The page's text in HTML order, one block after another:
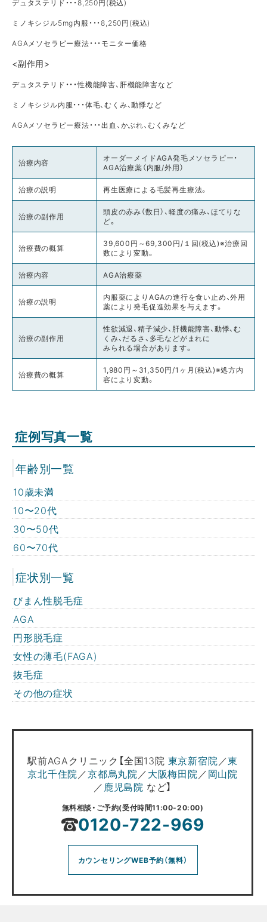
デュタステリド・・・8,250円(税込)
ミノキシジル5mg内服・・・8,250円(税込)
AGAメソセラピー療法・・・モニター価格
<副作用>
デュタステリド・・・性機能障害、肝機能障害など
ミノキシジル内服・・・体毛、むくみ、動悸など
AGAメソセラピー療法・・・出血、かぶれ、むくみなど
治療内容
オーダーメイドAGA発毛メソセラピー・
AGA治療薬（内服/外用）
治療の説明 再生医療による毛髪再生療法。
治療の副作用
頭皮の赤み（数日）、軽度の痛み、ほてりな
ど。
治療費の概算
39,600円～69,300円/１回(税込)※治療回
数により変動。
治療内容 AGA治療薬
治療の説明
内服薬によりAGAの進行を食い止め、外用
薬により発毛促進効果を与えます。
治療の副作用
性欲減退、精子減少、肝機能障害、動悸、む
くみ、だるさ、多毛などがまれに
みられる場合があります。
治療費の概算
1,980円～31,350円/1ヶ月(税込)※処方内
容により変動。
症例写真一覧
年齢別一覧
10歳未満
10〜20代
30〜50代
60〜70代
症状別一覧
びまん性脱毛症
AGA
円形脱毛症
女性の薄毛(FAGA)
抜毛症
その他の症状
駅前AGAクリニック【全国13院 東京新宿院／東
京北千住院／京都烏丸院／大阪梅田院／岡山院
／ 鹿児島院 など】
無料相談・ご予約(受付時間11:00-20:00)
0120-722-969
カウンセリングWEB予約（無料）